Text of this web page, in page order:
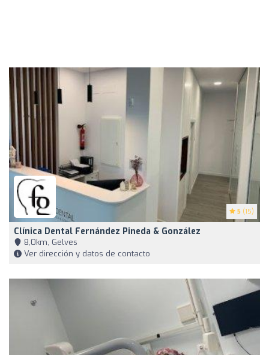
5 (15)
Clínica Dental Fernández Pineda & González
8,0km, Gelves
Ver dirección y datos de contacto